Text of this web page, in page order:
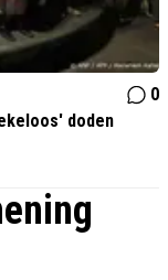
0
doden